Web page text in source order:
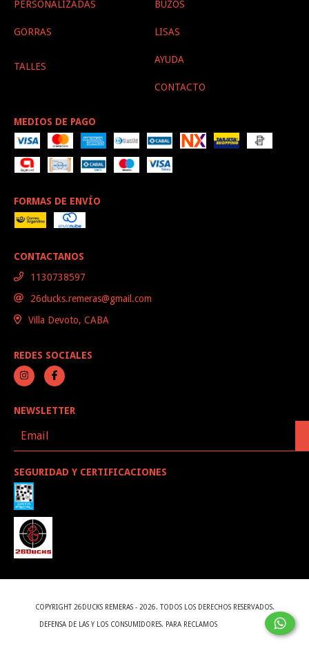
PERSONALIZADAS BUZOS
GORRAS LISAS
TALLES
AYUDA
CONTACTO
MEDIOS DE PAGO
FORMAS DE ENVÍO
CONTACTANOS
1130738597
26ducks.remeras@gmail.com
Villa Devoto, CABA
REDES SOCIALES
NEWSLETTER
SEGURIDAD Y CERTIFICACIONES
COPYRIGHT 26DUCKS REMERAS - 2026. TODOS LOS DERECHOS RESERVADOS.
DEFENSA DE LAS Y LOS CONSUMIDORES. PARA RECLAMOS
INGRESÁ ACÁ.